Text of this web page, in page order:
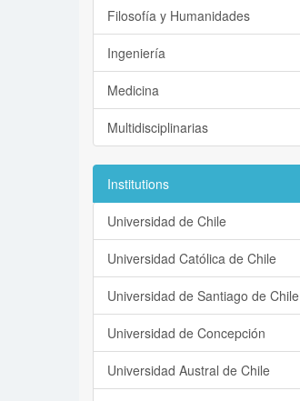
Filosofía y Humanidades
Ingeniería
Medicina
Multidisciplinarias
Institutions
Universidad de Chile
Universidad Católica de Chile
Universidad de Santiago de Chile
Universidad de Concepción
Universidad Austral de Chile